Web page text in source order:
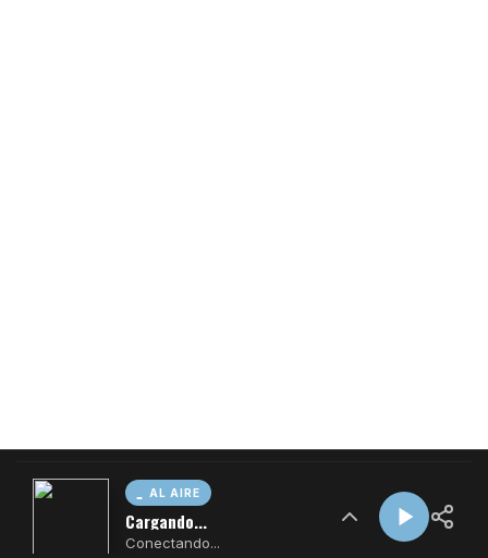
AL AIRE
Cargando...
Conectando...